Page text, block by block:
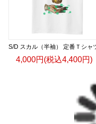
S/D スカル（半袖） 定番Ｔシャ
4,000円(税込4,400円)